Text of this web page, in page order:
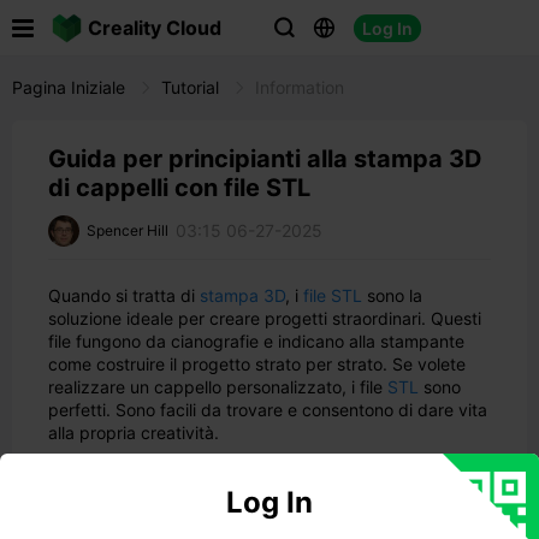
Creality Cloud   Log In
Pagina Iniziale Tutorial
Guida per principianti alla stampa 3D
di cappelli con file STL
Spencer Hill 03:15 06-27-2025
Quando si tratta di stampa 3D , i file STL sono la
soluzione ideale per creare progetti straordinari. Questi
file fungono da cianografie e indicano alla stampante
come costruire il progetto strato per strato. Se volete
realizzare un cappello personalizzato, i file STL sono
perfetti. Sono facili da trovare e consentono di dare vita
alla propria creatività.
Perché i cappelli stampati in 3D sono così interessanti?
Il mercato della stampa 3D è in piena espansione
Log In